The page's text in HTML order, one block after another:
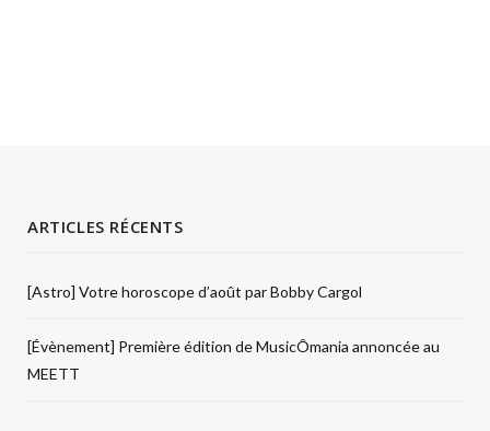
ARTICLES RÉCENTS
[Astro] Votre horoscope d’août par Bobby Cargol
[Évènement] Première édition de MusicÔmania annoncée au
MEETT